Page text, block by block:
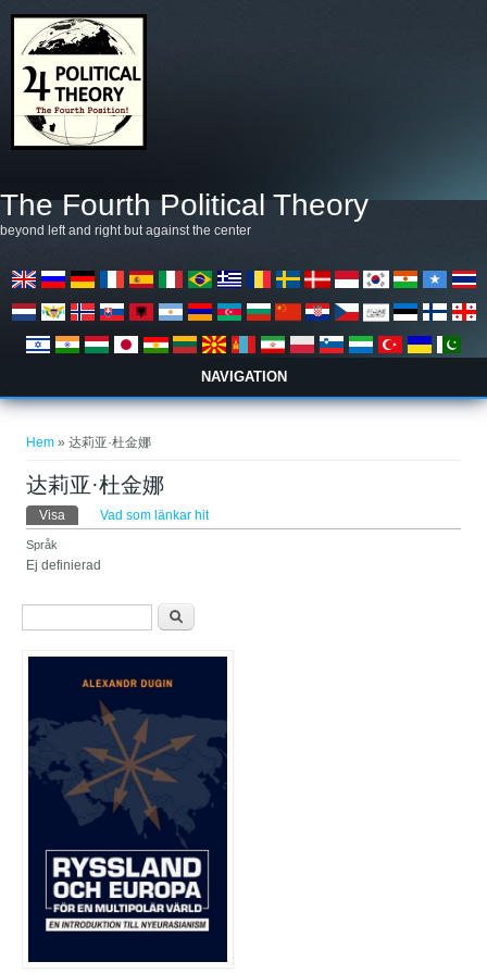
The Fourth Political Theory
beyond left and right but against the center
NAVIGATION
Hem » 达莉亚·杜金娜
达莉亚·杜金娜
Primära flikar
Visa (aktiv flik)Vad som länkar hit
Språk
Ej definierad